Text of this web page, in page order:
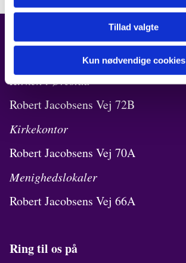
Tillad valgte
Kun nødvendige cookies
Kirken i Ørestad
Robert Jacobsens Vej 72B
Kirkekontor
Robert Jacobsens Vej 70A
Menighedslokaler
Robert Jacobsens Vej 66A
Ring til os på